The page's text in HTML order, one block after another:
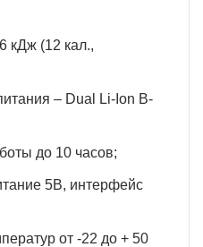
кДж (12 кал.,
– Dual Li-Ion B-
до 10 часов;
5В, интерфейс
от -22 до + 50